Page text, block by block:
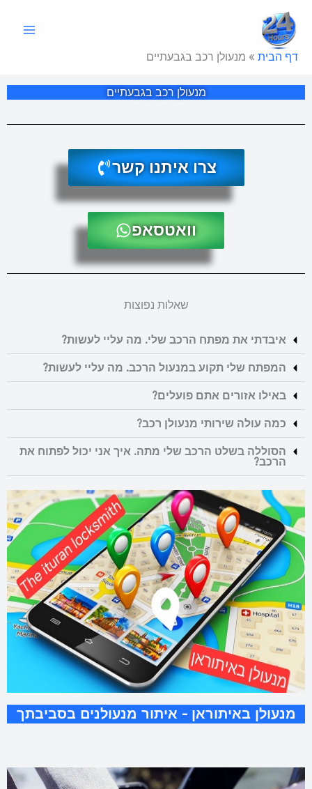
לתוכן
דף הבית » מנעולן רכב בגבעתיים
מנעולן רכב בגבעתיים
צרו איתנו קשר
וואטסאפ
שאלות נפוצות
איבדתי את מפתח הרכב שלי. מה עליי לעשות?
המפתח שלי תקוע במנעול הרכב. מה עליי לעשות?
באילו אזורים אתם פועלים?
כמה עולה שירותי מנעולן רכב?
הסוללה בשלט הרכב שלי מתה. איך אני יכול לפתוח את
הרכב?
מנעולן באיתוראן - איתור מנעולנים בסביבתך